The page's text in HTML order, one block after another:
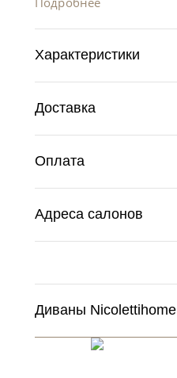
Характеристики
Доставка
Оплата
Адреса салонов
Диваны Nicolettihome